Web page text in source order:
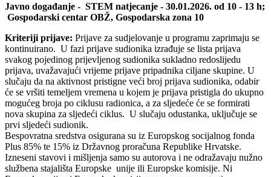
Javno događanje - STEM natjecanje - 30.01.2026. od 10 - 13 h;
Gospodarski centar OBŽ, Gospodarska zona 10
Kriteriji prijave: Prijave za sudjelovanje u programu zaprimaju se
kontinuirano. U fazi prijave sudionika izrađuje se lista prijava
svakog pojedinog prijevljenog sudionika sukladno redoslijedu
prijava, uvažavajući vrijeme prijave pripadnika ciljane skupine. U
slučaju da na aktivnost pristigne veći broj prijava sudionika, odabir
će se vršiti temeljem vremena u kojem je prijava pristigla do ukupno
mogućeg broja po ciklusu radionica, a za sljedeće će se formirati
nova skupina za sljedeći ciklus. U slučaju odustanka, uključuje se
prvi sljedeći sudionik.
Bespovratna sredstva osigurana su iz Europskog socijalnog fonda
Plus 85% te 15% iz Državnog proračuna Republike Hrvatske.
Izneseni stavovi i mišljenja samo su autorova i ne odražavaju nužno
službena stajališta Europske unije ili Europske komisije. Ni